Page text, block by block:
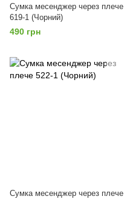
Сумка месенджер через плече
619-1 (Чорний)
490 грн
Сумка месенджер через плече